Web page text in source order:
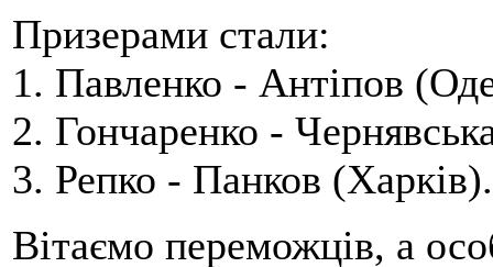
Призерами стали:
1. Павленко - Антіпов
2. Гончаренко -
3. Репко - Панков (Харків).
Вітаємо переможців, а